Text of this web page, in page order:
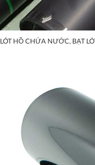
HỒ CHỨA NƯỚC, BẠT